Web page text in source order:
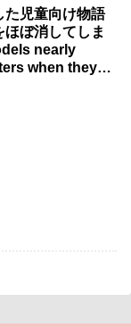
た児童向け物語
ぼ消してしま
nearly
when they